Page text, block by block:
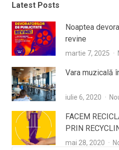
Latest Posts
Noaptea
revine
martie 7, 2025
Vara muzicală
iulie 6, 2020
FACEM
PRIN
mai 28, 2020